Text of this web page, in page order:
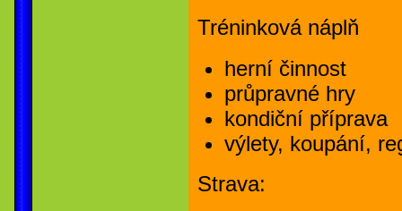
Tréninková náplň
herní činnost
průpravné hry
kondiční příprava
výlety, koupání,
Strava: